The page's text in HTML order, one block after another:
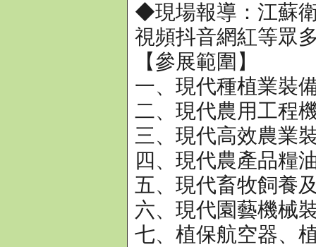
◆現場報導：江蘇
視頻抖音網紅等眾
【參展範圍】
一、現代種植業裝
二、現代農用工程
三、現代高效農業
四、現代農產品糧
五、現代畜牧飼養
六、現代園藝機械
七、植保航空器、